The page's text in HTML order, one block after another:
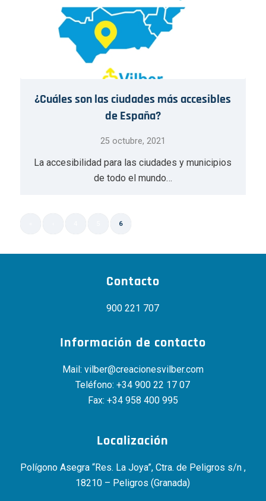
¿Cuáles son las ciudades más accesibles
de España?
25 octubre, 2021
La accesibilidad para las ciudades y municipios
de todo el mundo…
6
Contacto
900 221 707
Información de contacto
Mail: vilber@creacionesvilber.com
Teléfono:+34 900 22 17 07
Fax: +34 958 400 995
Localización
Polígono Asegra “Res. La Joya”, Ctra. de Peligros s/n ,
18210 – Peligros (Granada)